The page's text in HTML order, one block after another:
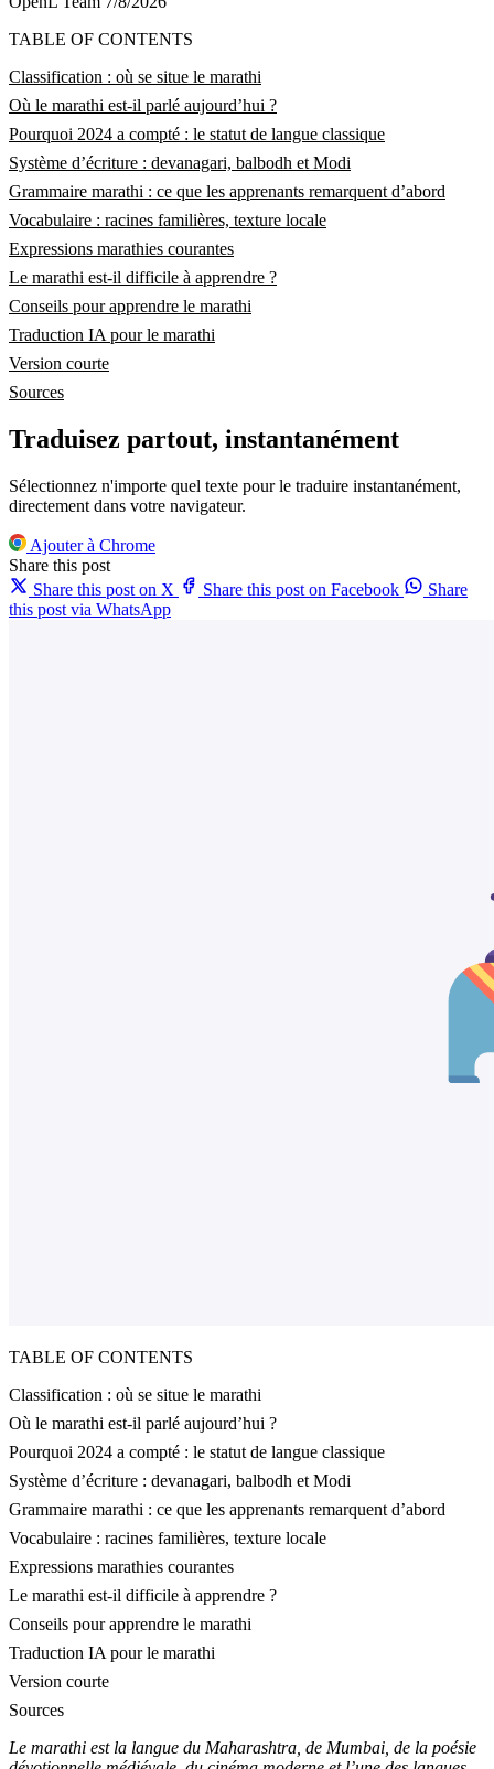
TABLE OF CONTENTS
Classification : où se situe le marathi
Où le marathi est-il parlé aujourd’hui ?
Pourquoi 2024 a compté : le statut de langue classique
Système d’écriture : devanagari, balbodh et Modi
Grammaire marathi : ce que les apprenants remarquent d’abord
Vocabulaire : racines familières, texture locale
Expressions marathies courantes
Le marathi est-il difficile à apprendre ?
Conseils pour apprendre le marathi
Traduction IA pour le marathi
Version courte
Sources
Traduisez partout, instantanément
Sélectionnez n'importe quel texte pour le traduire instantanément,
directement dans votre navigateur.
Ajouter à Chrome
Share this post
Share this post on X
Share this post on Facebook
Share
this post via WhatsApp
TABLE OF CONTENTS
Classification : où se situe le marathi
Où le marathi est-il parlé aujourd’hui ?
Pourquoi 2024 a compté : le statut de langue classique
Système d’écriture : devanagari, balbodh et Modi
Grammaire marathi : ce que les apprenants remarquent d’abord
Vocabulaire : racines familières, texture locale
Expressions marathies courantes
Le marathi est-il difficile à apprendre ?
Conseils pour apprendre le marathi
Traduction IA pour le marathi
Version courte
Sources
Le marathi est la langue du Maharashtra, de Mumbai, de la poésie